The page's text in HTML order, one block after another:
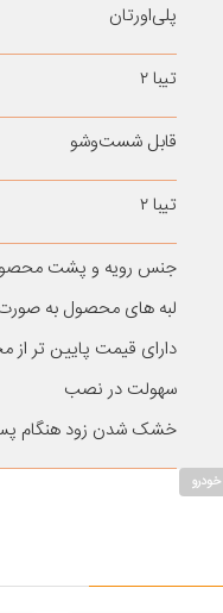
پلی‌اورتان
تیبا ۲
قابل شست‌وشو
تیبا ۲
جنس رویه و پشت محصول
لبه های محصول به
دارای قیمت پایین تر
سهولت در نصب
خشک شدن زود هنگام